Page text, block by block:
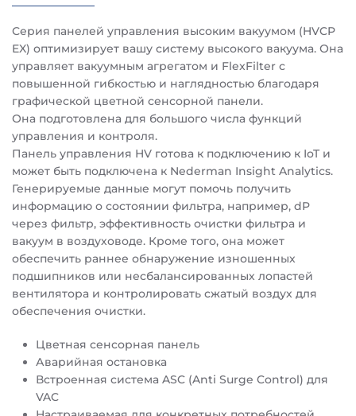
Серия панелей управления высоким вакуумом (HVCP
EX) оптимизирует вашу систему высокого вакуума. Она
управляет вакуумным агрегатом и FlexFilter с
повышенной гибкостью и наглядностью благодаря
графической цветной сенсорной панели.
Она подготовлена для большого числа функций
управления и контроля.
Панель управления HV готова к подключению к IoT и
может быть подключена к Nederman Insight Analytics.
Генерируемые данные могут помочь получить
информацию о состоянии фильтра, например, dP
через фильтр, эффективность очистки фильтра и
вакуум в воздуховоде. Кроме того, она может
обеспечить раннее обнаружение изношенных
подшипников или несбалансированных лопастей
вентилятора и контролировать сжатый воздух для
обеспечения очистки.
Цветная сенсорная панель
Аварийная остановка
Встроенная система ASC (Anti Surge Control) для
VAC